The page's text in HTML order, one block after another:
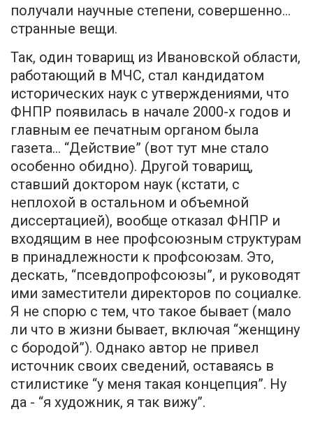
получали научные степени, совершенно…
странные вещи.
Так, один товарищ из Ивановской области,
работающий в МЧС, стал кандидатом
исторических наук с утверждениями, что
ФНПР появилась в начале 2000-х годов и
главным ее печатным органом была
газета… “Действие” (вот тут мне стало
особенно обидно). Другой товарищ,
ставший доктором наук (кстати, с
неплохой в остальном и объемной
диссертацией), вообще отказал ФНПР и
входящим в нее профсоюзным структурам
в принадлежности к профсоюзам. Это,
дескать, “псевдопрофсоюзы”, и руководят
ими заместители директоров по социалке.
Я не спорю с тем, что такое бывает (мало
ли что в жизни бывает, включая “женщину
с бородой”). Однако автор не привел
источник своих сведений, оставаясь в
стилистике “у меня такая концепция”. Ну
да - “я художник, я так вижу”.